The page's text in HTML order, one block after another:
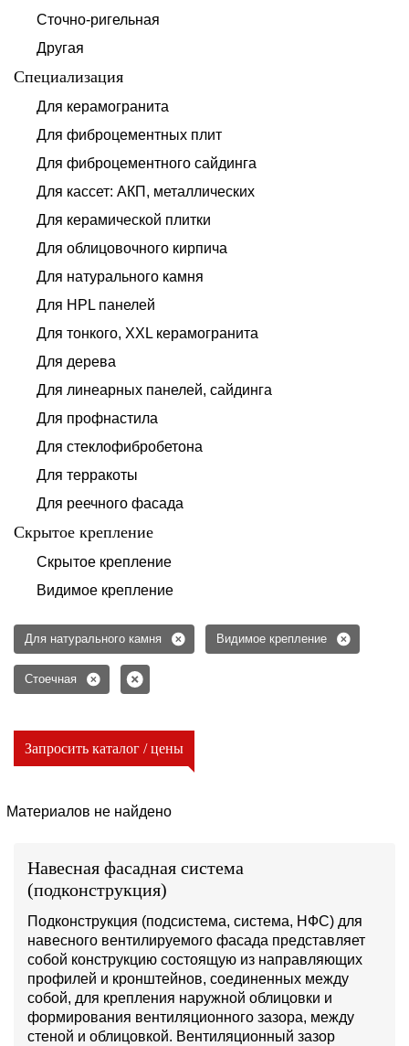
Сточно-ригельная
Другая
Специализация
Для керамогранита
Для фиброцементных плит
Для фиброцементного сайдинга
Для кассет: АКП, металлических
Для керамической плитки
Для облицовочного кирпича
Для натурального камня
Для HPL панелей
Для тонкого, XXL керамогранита
Для дерева
Для линеарных панелей, сайдинга
Для профнастила
Для стеклофибробетона
Для терракоты
Для реечного фасада
Скрытое крепление
Скрытое крепление
Видимое крепление
Для натурального камня Видимое крепление
Стоечная
Запросить каталог / цены
Материалов не найдено
Навесная фасадная система
(подконструкция)
Подконструкция (подсистема, система, НФС) для
навесного вентилируемого фасада представляет
собой конструкцию состоящую из направляющих
профилей и кронштейнов, соединенных между
собой, для крепления наружной облицовки и
формирования вентиляционного зазора, между
стеной и облицовкой. Вентиляционный зазор